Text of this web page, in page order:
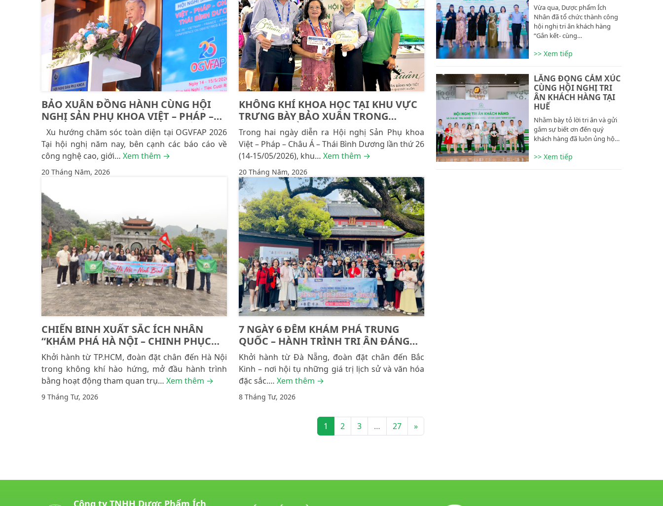
Vừa qua, Dược phẩm Ích
Nhân đã tổ chức thành công
hội nghị tri ân khách hàng
“Gắn kết- cùng…
>> Xem tiếp
LẮNG ĐỌNG CẢM XÚC
CÙNG HỘI NGHỊ TRI
ÂN KHÁCH HÀNG TẠI
HUẾ
Nhằm bày tỏ lời tri ân và gửi
gắm sự biết ơn đến quý
khách hàng đã luôn ủng hộ…
>> Xem tiếp
BẢO XUÂN ĐỒNG HÀNH CÙNG HỘI
NGHỊ SẢN PHỤ KHOA VIỆT – PHÁP –
CHÂU Á – THÁI BÌNH DƯƠNG LẦN
THỨ 26: 16 NĂM KHẲNG ĐỊNH VỊ THẾ
TỪ NỀN TẢNG KHOA HỌC
Xu hướng chăm sóc toàn diện tại OGVFAP 2026
Tại hội nghị năm nay, bên cạnh các báo cáo về
công nghệ cao, giới… Xem thêm →
20 Tháng Năm, 2026
KHÔNG KHÍ KHOA HỌC TẠI KHU VỰC
TRƯNG BÀY BẢO XUÂN TRONG
KHUÔN KHỔ OGVFAP 2026
Trong hai ngày diễn ra Hội nghị Sản Phụ khoa
Việt – Pháp – Châu Á – Thái Bình Dương lần thứ 26
(14-15/05/2026), khu… Xem thêm →
20 Tháng Năm, 2026
CHIẾN BINH XUẤT SẮC ÍCH NHÂN
“KHÁM PHÁ HÀ NỘI – CHINH PHỤC
CỐ ĐÔ”
Khởi hành từ TP.HCM, đoàn đặt chân đến Hà Nội
trong không khí hào hứng, mở đầu hành trình
bằng hoạt động tham quan trụ… Xem thêm →
9 Tháng Tư, 2026
7 NGÀY 6 ĐÊM KHÁM PHÁ TRUNG
QUỐC – HÀNH TRÌNH TRI ÂN ĐÁNG
NHỚ CÙNG ÍCH NHÂN MIỀN TRUNG
Khởi hành từ Đà Nẵng, đoàn đặt chân đến Bắc
Kinh – nơi hội tụ những giá trị lịch sử và văn hóa
đặc sắc.… Xem thêm →
8 Tháng Tư, 2026
1 2 3 … 27 »
Công ty TNHH Dược Phẩm Ích